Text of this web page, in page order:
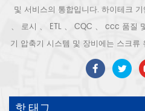
및 서비스의 통합입니다. 하이테크
、 로시 、 ETL 、 CQC 、 ccc 품질
기 압축기 시스템 및 장비에는 스크류
스크롤 유형, 피스톤 유형, 건조기, 필
라인 등이 포함됩니다. 보다 300 가
우리 회사는 보다 30 년 경력 from 압
핫 태그